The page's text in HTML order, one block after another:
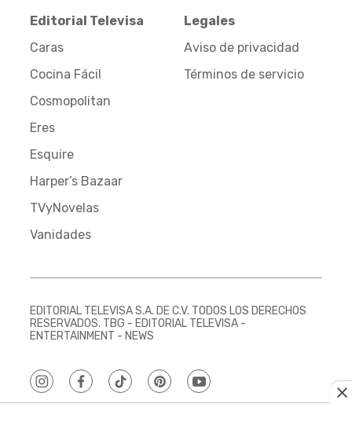
Editorial Televisa
Caras
Cocina Fácil
Cosmopolitan
Eres
Esquire
Harper’s Bazaar
TVyNovelas
Vanidades
Legales
Aviso de privacidad
Términos de servicio
EDITORIAL TELEVISA S.A. DE C.V. TODOS LOS DERECHOS
RESERVADOS. TBG - EDITORIAL TELEVISA -
ENTERTAINMENT - NEWS
instagramfacebooktiktokpinterestyoutube